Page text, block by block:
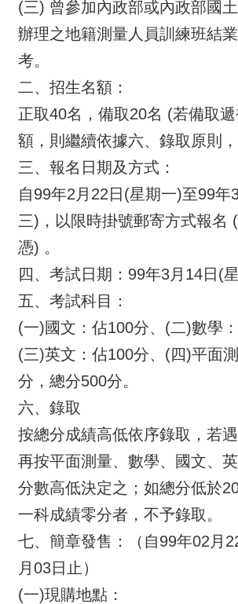
測
繪
務
介
測
知
識
便
民
務
繪
法
政
府
資
訊
開
政
園
(三) 曾參加內政部或內政部國
辦理之地籍測量人員訓練班結
考。
二、招生名額：
正取40名，備取20名 (若備取
額，則繼續依據六、錄取原則，
三、報名日期及方式：
自99年2月22日(星期一)至99年
三)，以限時掛號郵寄方式報名
憑) 。
四、考試日期：99年3月14日(星
五、考試科目：
(一)國文：佔100分、(二)數學：
(三)英文：佔100分、(四)平面
分，總分500分。
六、錄取
按總分成績高低依序錄取，若
再按平面測量、數學、國文、
分數高低決定之；如總分低於
一科成績零分者，不予錄取。
七、簡章發售：（自99年02月
月03日止）
(一)現購地點：